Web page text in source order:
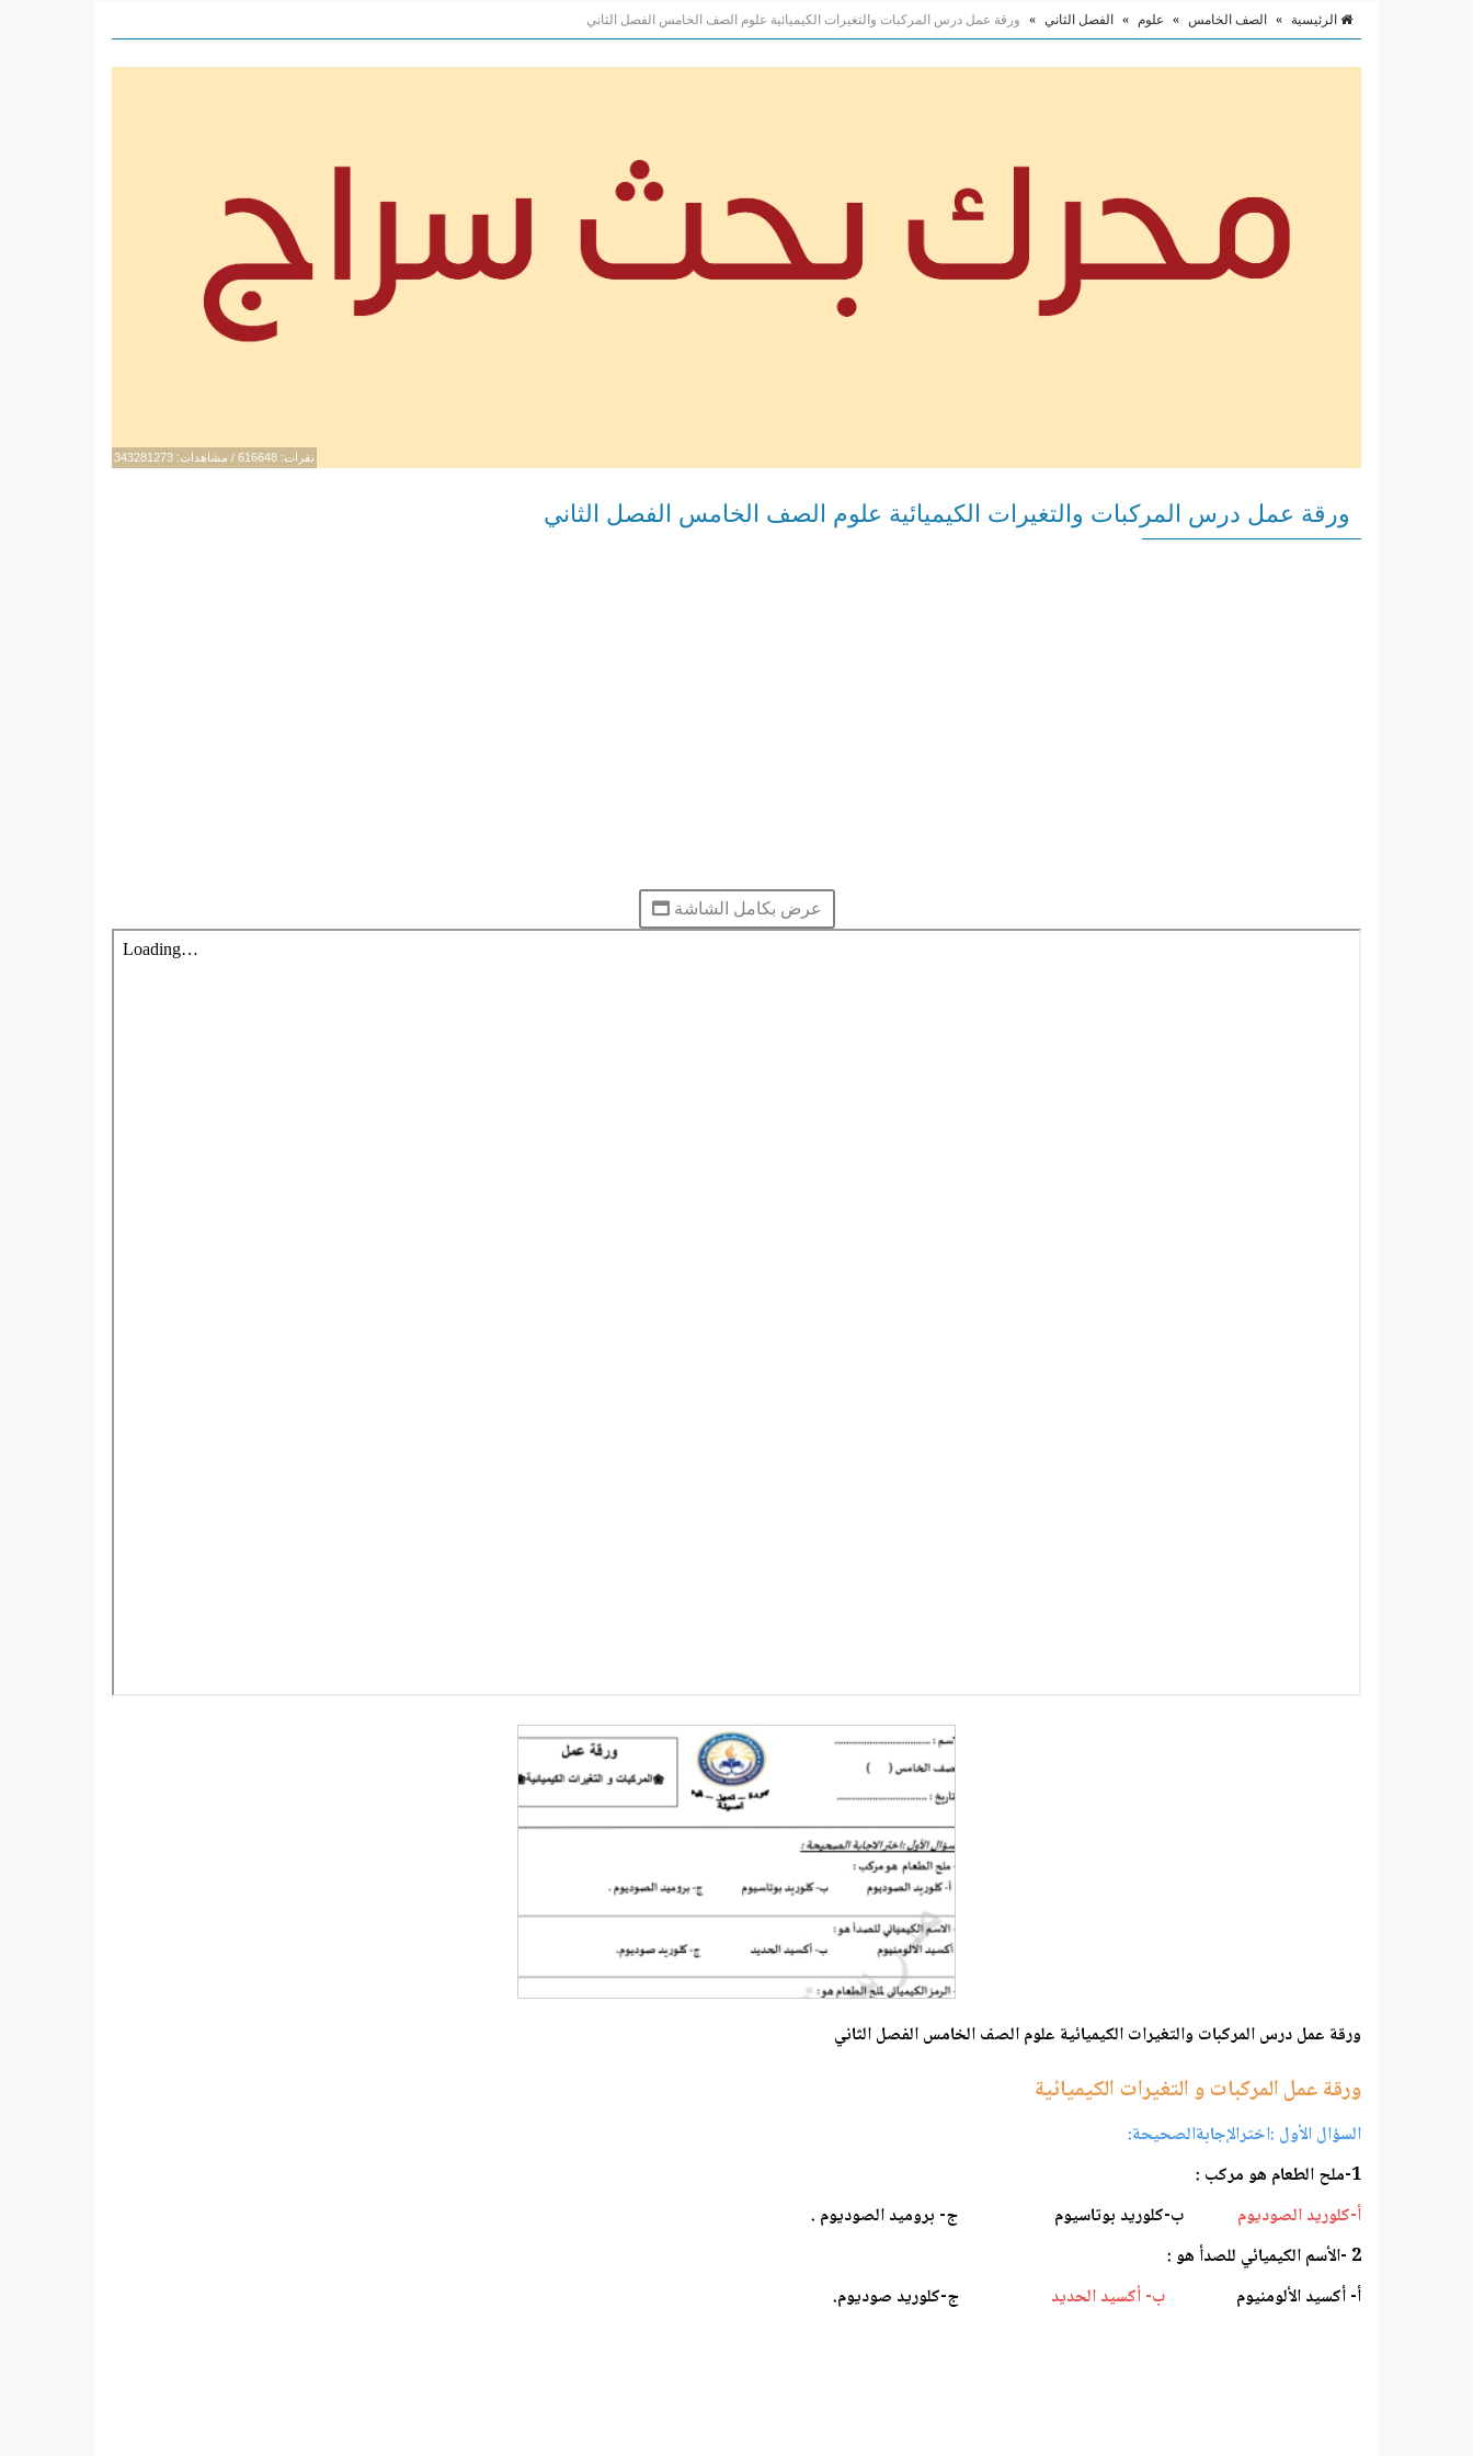
الرئيسية » الصف الخامس » علوم » الفصل الثاني » ورقة عمل درس المركبات والتغيرات الكيميائية علوم الصف الخامس الفصل الثاني
نقرات: 616648 / مشاهدات: 343281273
ورقة عمل درس المركبات والتغيرات الكيميائية علوم الصف الخامس الفصل الثاني
عرض بكامل الشاشة
ورقة عمل درس المركبات والتغيرات الكيميائية علوم الصف الخامس الفصل الثاني
ورقة عمل المركبات و التغيرات الكيميائية
السؤال الأول :اخترالإجابةالصحيحة:
1-ملح الطعام هو مركب :
أ-كلوريد الصوديوم
ب-كلوريد بوتاسيوم ج- بروميد الصوديوم .
2 -الأسم الكيميائي للصدأ هو :
أ- أكسيد الألومنيوم
ب- أكسيد الحديد ج-كلوريد صوديوم.